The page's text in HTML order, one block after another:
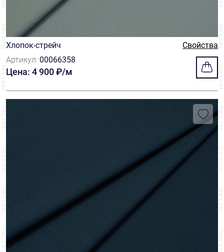
Хлопок-стрейч
Свойства
Артикул: 00066358
Цена: 4 900 ₽/м